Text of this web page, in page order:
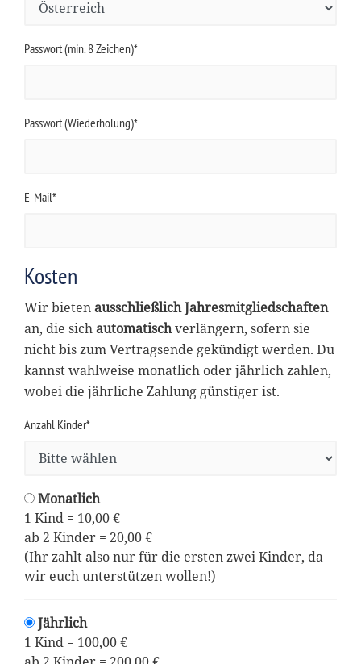
Passwort (min. 8 Zeichen)*
Passwort (Wiederholung)*
E-Mail*
Kosten
Wir bietenausschließlich Jahresmitgliedschaften
an, die sichautomatischverlängern, sofern sie
nicht bis zum Vertragsende gekündigt werden. Du
kannst wahlweise monatlich oder jährlich zahlen,
wobei die jährliche Zahlung günstiger ist.
Anzahl Kinder*
Monatlich
1 Kind = 10,00 €
ab 2 Kinder = 20,00 €
(Ihr zahlt also nur für die ersten zwei Kinder, da
wir euch unterstützen wollen!)
Jährlich
1 Kind = 100,00 €